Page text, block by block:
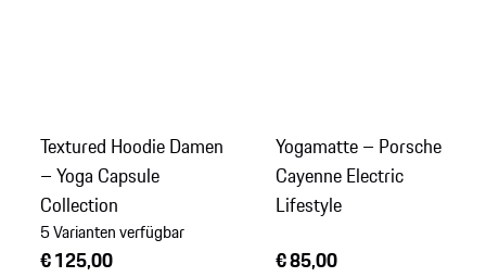
Textured Hoodie Damen
– Yoga Capsule
Collection
5 Varianten verfügbar
€ 125,00
Yogamatte – Porsche
Cayenne Electric
Lifestyle
€ 85,00